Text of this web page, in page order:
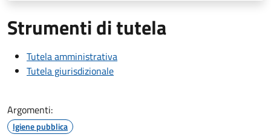
Strumenti di tutela
Tutela amministrativa
Tutela giurisdizionale
Argomenti:
Igiene pubblica